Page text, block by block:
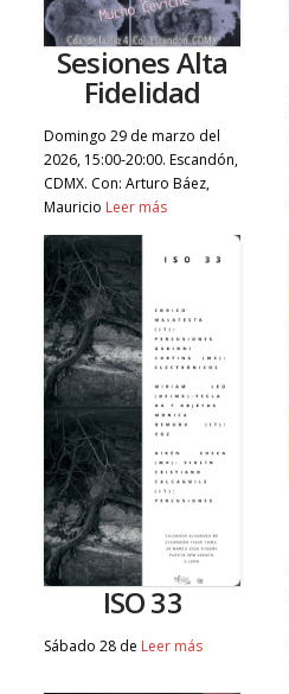
Sesiones Alta
Fidelidad
Domingo 29 de marzo del
2026, 15:00-20:00. Escandón,
CDMX. Con: Arturo Báez,
Mauricio Leer más
ISO 33
Sábado 28 de Leer más